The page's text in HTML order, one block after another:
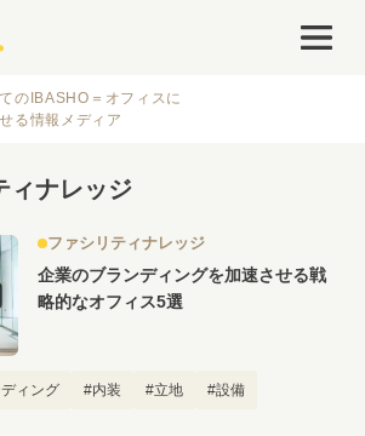
ジ
のIBASHO＝オフィスに
る情報メディア
ィナレッジ
ファシリティナレッジ
企業のブランディングを加速させる戦
略的なオフィス5選
ィング #内装 #立地 #設備